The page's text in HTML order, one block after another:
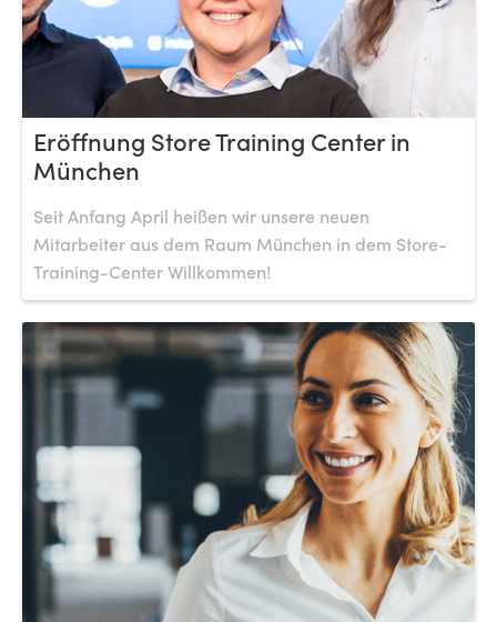
Eröffnung Store Training Center in
München
Seit Anfang April heißen wir unsere neuen
Mitarbeiter aus dem Raum München in dem Store-
Training-Center Willkommen!